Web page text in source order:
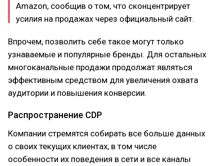
Amazon, сообщив о том, что сконцентрирует
усилия на продажах через официальный сайт.
Впрочем, позволить себе такое могут только
узнаваемые и популярные бренды. Для остальных
многоканальные продажи продолжат являться
эффективным средством для увеличения охвата
аудитории и повышения конверсии.
Распространение CDP
Компании стремятся собирать все больше данных
о своих текущих клиентах, в том числе
особенности их поведения в сети и все каналы